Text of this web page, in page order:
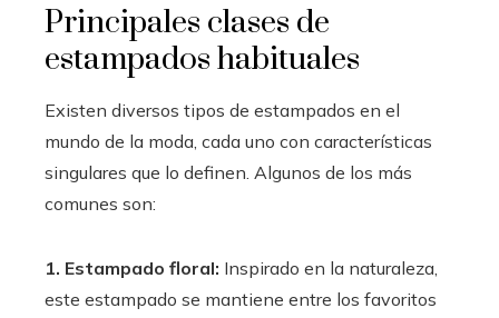
Principales clases de
estampados habituales
Existen diversos tipos de estampados en el
mundo de la moda, cada uno con características
singulares que lo definen. Algunos de los más
comunes son:
1. Estampado floral: Inspirado en la naturaleza,
este estampado se mantiene entre los favoritos